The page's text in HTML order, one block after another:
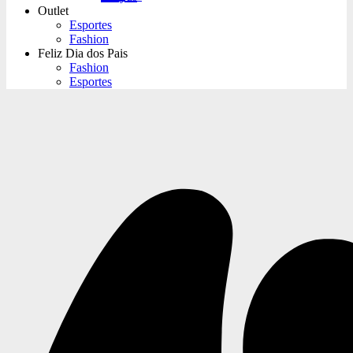
Outlet
Esportes
Fashion
Feliz Dia dos Pais
Fashion
Esportes